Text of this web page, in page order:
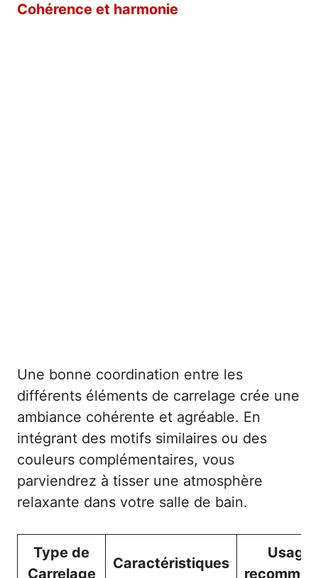
Cohérence et harmonie
Une bonne coordination entre les
différents éléments de carrelage crée une
ambiance cohérente et agréable. En
intégrant des motifs similaires ou des
couleurs complémentaires, vous
parviendrez à tisser une atmosphère
relaxante dans votre salle de bain.
Type de
Carrelage
Caractéristiques
Usage